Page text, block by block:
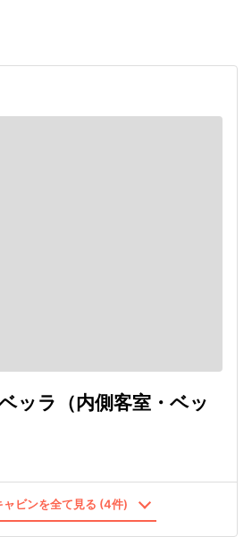
ッラ（内側客室・ベッ
ャビンを全て見る (4件)